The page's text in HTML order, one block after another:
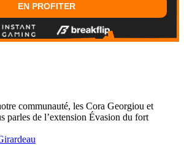
EN PROFITER
communauté, les Cora Georgiou et
parles de l’extension Évasion du fort